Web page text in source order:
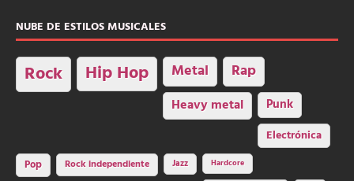
NUBE DE ESTILOS MUSICALES
Rock Hip Hop Metal Rap
Heavy metal Punk
Electrónica
Pop Rock independiente Jazz Hardcore